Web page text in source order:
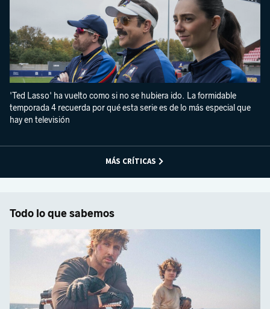
'Ted Lasso' ha vuelto como si no se hubiera ido. La formidable
temporada 4 recuerda por qué esta serie es de lo más especial que
hay en televisión
MÁS CRÍTICAS
Todo lo que sabemos